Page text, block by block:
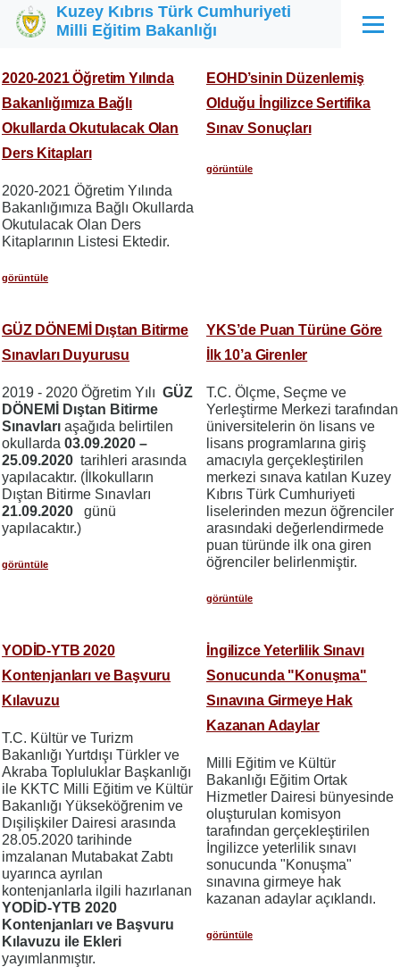
Ana içeriğe atla
Kuzey Kıbrıs Türk Cumhuriyeti
Milli Eğitim Bakanlığı
Menü
2020-2021 Öğretim Yılında
Bakanlığımıza Bağlı
Okullarda Okutulacak Olan
Ders Kitapları
2020-2021 Öğretim Yılında
Bakanlığımıza Bağlı Okullarda
Okutulacak Olan Ders
Kitaplarının Listesi Ektedir.
görüntüle
EOHD’sinin Düzenlemiş
Olduğu İngilizce Sertifika
Sınav Sonuçları
görüntüle
GÜZ DÖNEMİ Dıştan Bitirme
Sınavları Duyurusu
2019 - 2020 Öğretim Yılı GÜZ
DÖNEMİ Dıştan Bitirme
Sınavları aşağıda belirtilen
okullarda 03.09.2020 –
25.09.2020 tarihleri arasında
yapılacaktır. (İlkokulların
Dıştan Bitirme Sınavları
21.09.2020 günü
yapılacaktır.)
görüntüle
YKS’de Puan Türüne Göre
İlk 10’a Girenler
T.C. Ölçme, Seçme ve
Yerleştirme Merkezi tarafından
üniversitelerin ön lisans ve
lisans programlarına giriş
amacıyla gerçekleştirilen
merkezi sınava katılan Kuzey
Kıbrıs Türk Cumhuriyeti
liselerinden mezun öğrenciler
arasındaki değerlendirmede
puan türünde ilk ona giren
öğrenciler belirlenmiştir.
görüntüle
YODİD-YTB 2020
Kontenjanları ve Başvuru
Kılavuzu
T.C. Kültür ve Turizm
Bakanlığı Yurtdışı Türkler ve
Akraba Topluluklar Başkanlığı
ile KKTC Milli Eğitim ve Kültür
Bakanlığı Yükseköğrenim ve
Dışilişkiler Dairesi arasında
28.05.2020 tarihinde
imzalanan Mutabakat Zabtı
uyarınca ayrılan
kontenjanlarla ilgili hazırlanan
YODİD-YTB 2020
Kontenjanları ve Başvuru
Kılavuzu ile Ekleri
yayımlanmıştır.
İngilizce Yeterlilik Sınavı
Sonucunda "Konuşma"
Sınavına Girmeye Hak
Kazanan Adaylar
Milli Eğitim ve Kültür
Bakanlığı Eğitim Ortak
Hizmetler Dairesi bünyesinde
oluşturulan komisyon
tarafından gerçekleştirilen
İngilizce yeterlilik sınavı
sonucunda "Konuşma"
sınavına girmeye hak
kazanan adaylar açıklandı.
görüntüle